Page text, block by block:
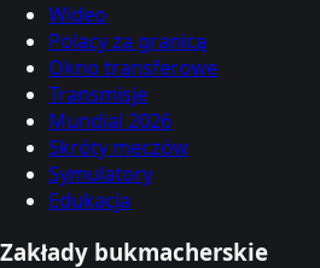
Wideo
Polacy za granicą
Okno transferowe
Transmisje
Mundial 2026
Skróty meczów
Symulatory
Edukacja
Zakłady bukmacherskie